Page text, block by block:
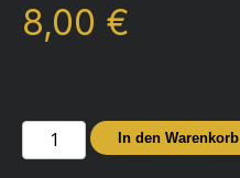
8,00 €
Musik-
CD
In den Warenkorb